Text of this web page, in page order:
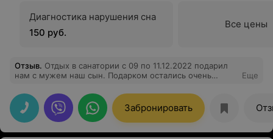
Диагностика нарушения сна
150 руб.
Все цены
Отзыв. Отдых в санатории с 09 по 11.12.2022 подарил
нам с мужем наш сын. Подарком остались очень
питание - на очень хорошем уровне. От такого отдыха
самые положительные эмоции! Спасибо ВСЕМ
сотрудникам санатория за наш незабываемый отдых! С
большим удовольствием приедем еще раз.
Еще
Забронировать